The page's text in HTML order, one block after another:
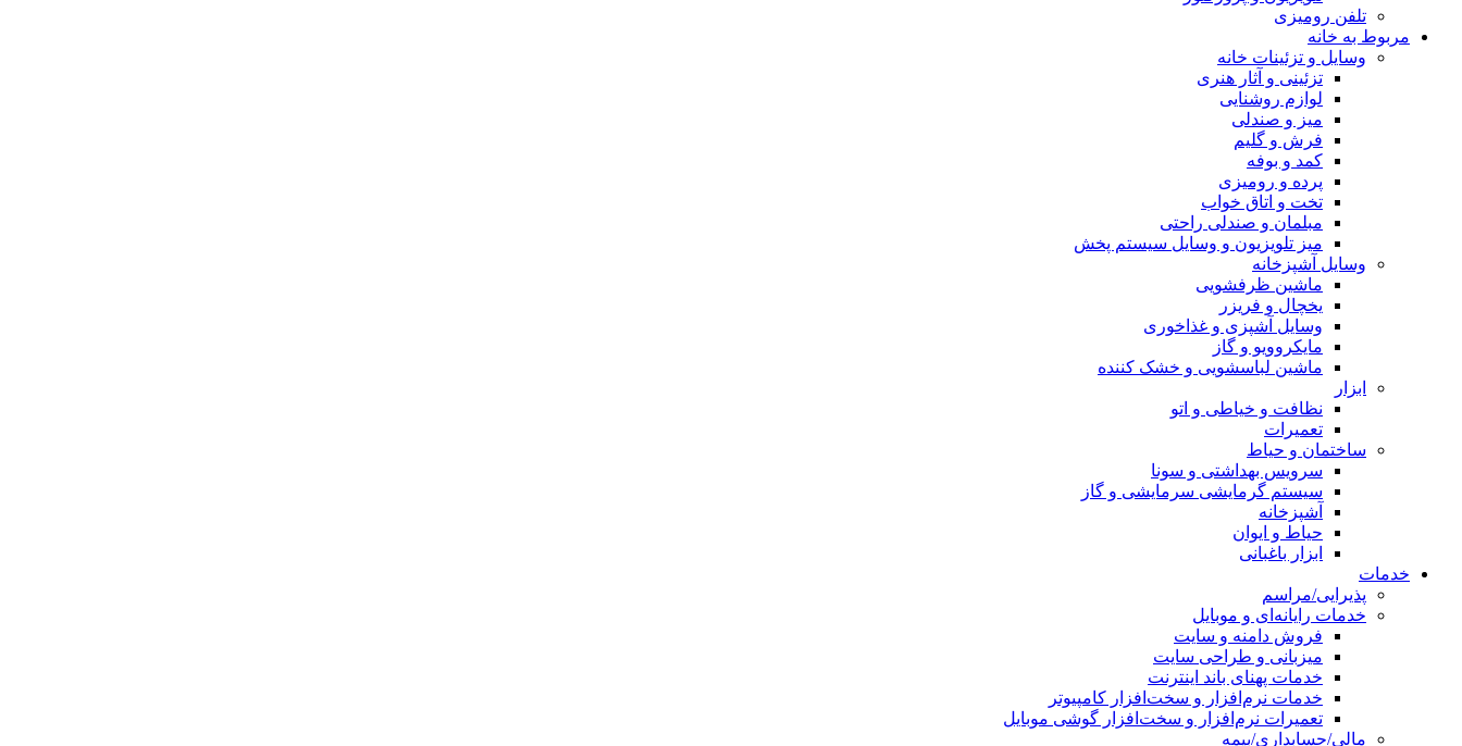
تلفن رومیزی
مربوط به خانه
وسایل و تزئینات خانه
تزئینی و آثار هنری
لوازم روشنایی
میز و صندلی
فرش و گلیم
کمد و بوفه
پرده و رومیزی
تخت و اتاق خواب
مبلمان و صندلی راحتی
میز تلویزیون و وسایل سیستم پخش
وسایل آشپزخانه
ماشین ظرفشویی
یخچال و فریزر
وسایل آشپزی و غذاخوری
مایکروویو و گاز
ماشین لباسشویی و خشک کننده
ابزار
نظافت و خیاطی و اتو
تعمیرات
ساختمان و حیاط
سرویس بهداشتی و سونا
سیستم گرمایشی سرمایشی و گاز
آشپزخانه
حیاط و ایوان
ابزار باغبانی
خدمات
پذیرایی/مراسم
خدمات رایانه‌ای و موبایل
فروش دامنه و سایت
میزبانی و طراحی سایت
خدمات پهنای باند اینترنت
خدمات نرم‌افزار و سخت‌افزار کامپیوتر
تعمیرات نرم‌افزار و سخت‌افزار گوشی موبایل
مالی/حسابداری/بیمه